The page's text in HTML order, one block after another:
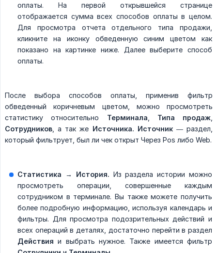
оплаты. На первой открывшейся странице
отображается сумма всех способов оплаты в целом.
Для просмотра отчета отдельного типа продажи,
кликните на иконку обведенную синим цветом как
показано на картинке ниже. Далее выберите способ
оплаты.
После выбора способов оплаты, применив фильтр
обведенный коричневым цветом, можно просмотреть
статистику относительно Терминала Типа продаж
Сотрудников , а так же Источника. Источник— раздел,
который фильтрует, был ли чек открыт Через Pos либо Web.
Статистика → История. Из раздела истории можно
просмотреть операции, совершенные каждым
сотрудником в терминале. Вы также можете получить
более подробную информацию, используя календарь и
фильтры. Для просмотра подозрительных действий и
всех операций в деталях, достаточно перейти в раздел
Действия и выбрать нужное. Также имеется фильтр